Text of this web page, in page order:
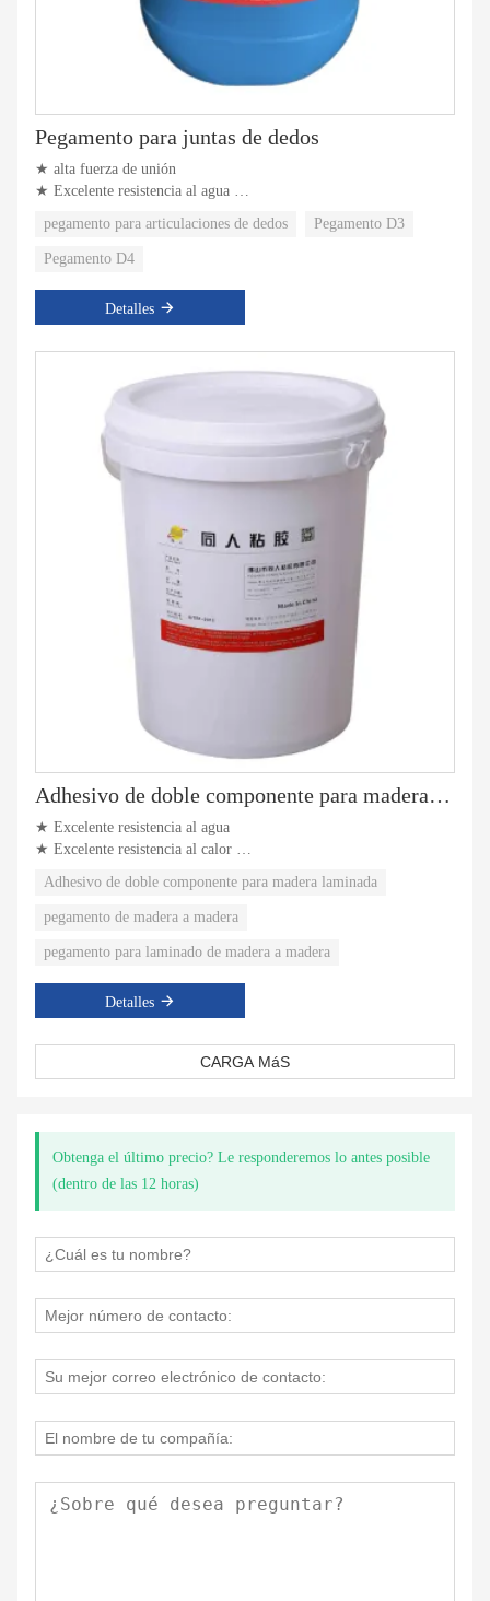
Pegamento para juntas de dedos
★ alta fuerza de unión
★ Excelente resistencia al agua
pegamento para articulaciones de dedos Pegamento D3
Pegamento D4
Detalles
Adhesivo de doble componente para madera laminada
★ Excelente resistencia al agua
★ Excelente resistencia al calor
Adhesivo de doble componente para madera laminada
pegamento de madera a madera
pegamento para laminado de madera a madera
Detalles
CARGA MáS
Obtenga el último precio? Le responderemos lo antes posible
(dentro de las 12 horas)